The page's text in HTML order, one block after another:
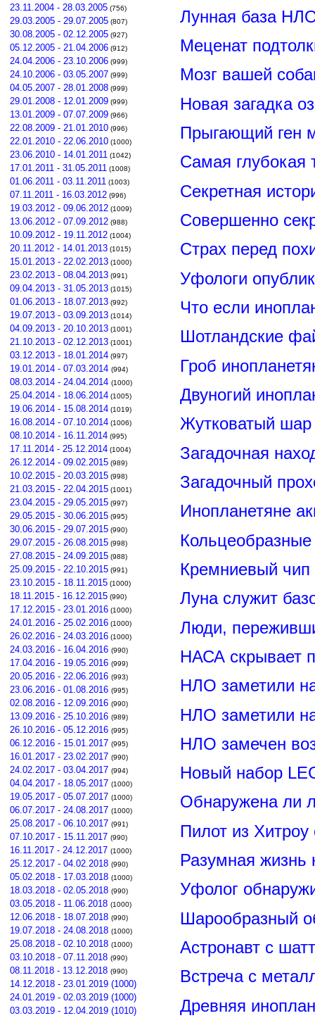
23.11.2004 - 28.03.2005 (756)
29.03.2005 - 29.07.2005 (807)
30.08.2005 - 02.12.2005 (927)
05.12.2005 - 21.04.2006 (912)
24.04.2006 - 23.10.2006 (999)
24.10.2006 - 03.05.2007 (999)
04.05.2007 - 28.01.2008 (999)
29.01.2008 - 12.01.2009 (999)
13.01.2009 - 07.07.2009 (966)
22.08.2009 - 21.01.2010 (996)
22.01.2010 - 22.06.2010 (1000)
23.06.2010 - 14.01.2011 (1042)
17.01.2011 - 31.05.2011 (1008)
01.06.2011 - 03.11.2011 (1003)
07.11.2011 - 16.03.2012 (996)
19.03.2012 - 09.06.2012 (1009)
13.06.2012 - 07.09.2012 (988)
10.09.2012 - 19.11.2012 (1004)
20.11.2012 - 14.01.2013 (1015)
15.01.2013 - 22.02.2013 (1000)
23.02.2013 - 08.04.2013 (991)
09.04.2013 - 31.05.2013 (1015)
01.06.2013 - 18.07.2013 (992)
19.07.2013 - 03.09.2013 (1014)
04.09.2013 - 20.10.2013 (1001)
21.10.2013 - 02.12.2013 (1001)
03.12.2013 - 18.01.2014 (997)
19.01.2014 - 07.03.2014 (994)
08.03.2014 - 24.04.2014 (1000)
25.04.2014 - 18.06.2014 (1005)
19.06.2014 - 15.08.2014 (1019)
16.08.2014 - 07.10.2014 (1006)
08.10.2014 - 16.11.2014 (995)
17.11.2014 - 25.12.2014 (1004)
26.12.2014 - 09.02.2015 (989)
10.02.2015 - 20.03.2015 (998)
21.03.2015 - 22.04.2015 (1001)
23.04.2015 - 29.05.2015 (997)
29.05.2015 - 30.06.2015 (995)
30.06.2015 - 29.07.2015 (990)
29.07.2015 - 26.08.2015 (998)
27.08.2015 - 24.09.2015 (988)
25.09.2015 - 22.10.2015 (991)
23.10.2015 - 18.11.2015 (1000)
18.11.2015 - 16.12.2015 (990)
17.12.2015 - 23.01.2016 (1000)
24.01.2016 - 25.02.2016 (1000)
26.02.2016 - 24.03.2016 (1000)
24.03.2016 - 16.04.2016 (990)
17.04.2016 - 19.05.2016 (999)
20.05.2016 - 22.06.2016 (993)
23.06.2016 - 01.08.2016 (995)
02.08.2016 - 12.09.2016 (990)
13.09.2016 - 25.10.2016 (989)
26.10.2016 - 05.12.2016 (995)
06.12.2016 - 15.01.2017 (995)
16.01.2017 - 23.02.2017 (990)
24.02.2017 - 03.04.2017 (994)
04.04.2017 - 18.05.2017 (1000)
19.05.2017 - 05.07.2017 (1000)
06.07.2017 - 24.08.2017 (1000)
25.08.2017 - 06.10.2017 (991)
07.10.2017 - 15.11.2017 (990)
16.11.2017 - 24.12.2017 (1000)
25.12.2017 - 04.02.2018 (990)
05.02.2018 - 17.03.2018 (1000)
18.03.2018 - 02.05.2018 (990)
03.05.2018 - 11.06.2018 (1000)
12.06.2018 - 18.07.2018 (990)
19.07.2018 - 24.08.2018 (1000)
25.08.2018 - 02.10.2018 (1000)
03.10.2018 - 07.11.2018 (990)
08.11.2018 - 13.12.2018 (990)
14.12.2018 - 23.01.2019 (1000)
24.01.2019 - 02.03.2019 (1000)
03.03.2019 - 12.04.2019 (1010)
Лунная база
Меценат
Мозг вашей
Новая загадка
Прыгающий ген
Самая глубокая
Секретная
Совершенно
Страх перед
Уфологи
Что если
Шотландские
Гроб
Двуногий
Жутковатый шар
Загадочная
Загадочный
Инопланетяне
Кремниевый
Луна служит
Люди,
НАСА скрывает
НЛО заметили
НЛО заметили
НЛО замечен
Новый набор
Обнаружена ли
Пилот из
Разумная
Уфолог
Шарообразный
Астронавт с
Встреча с
Древняя